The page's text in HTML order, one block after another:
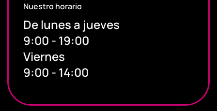
Nuestro horario
De lunes a jueves
9:00 - 19:00
Viernes
9:00 - 14:00